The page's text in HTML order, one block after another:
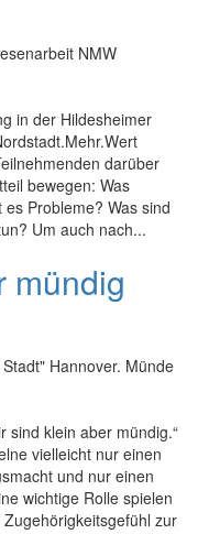
NMW
in der Hildesheimer
darüber
bewegen: Was
Probleme? Was sind
Um auch nach...
mündig
Hannover. Münde
sind klein aber mündig.“
vielleicht nur einen
und nur einen
wichtige Rolle spielen
zur